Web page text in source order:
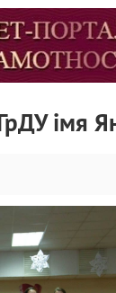
імя